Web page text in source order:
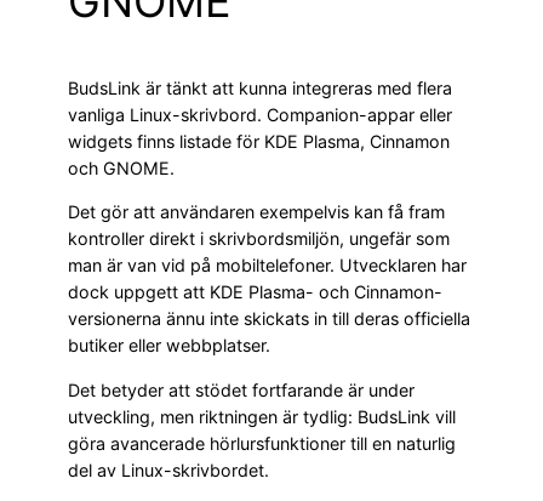
BudsLink är tänkt att kunna integreras med flera
vanliga Linux-skrivbord. Companion-appar eller
widgets finns listade för KDE Plasma, Cinnamon
och GNOME.
Det gör att användaren exempelvis kan få fram
kontroller direkt i skrivbordsmiljön, ungefär som
man är van vid på mobiltelefoner. Utvecklaren har
dock uppgett att KDE Plasma- och Cinnamon-
versionerna ännu inte skickats in till deras officiella
butiker eller webbplatser.
Det betyder att stödet fortfarande är under
utveckling, men riktningen är tydlig: BudsLink vill
göra avancerade hörlursfunktioner till en naturlig
del av Linux-skrivbordet.